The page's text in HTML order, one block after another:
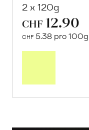
2 x 120g
CHF 12.90
CHF 5.38 pro 100g